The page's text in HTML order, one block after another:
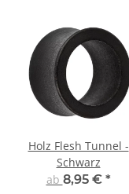
Holz Flesh Tunnel -
Schwarz
ab 8,95 € *